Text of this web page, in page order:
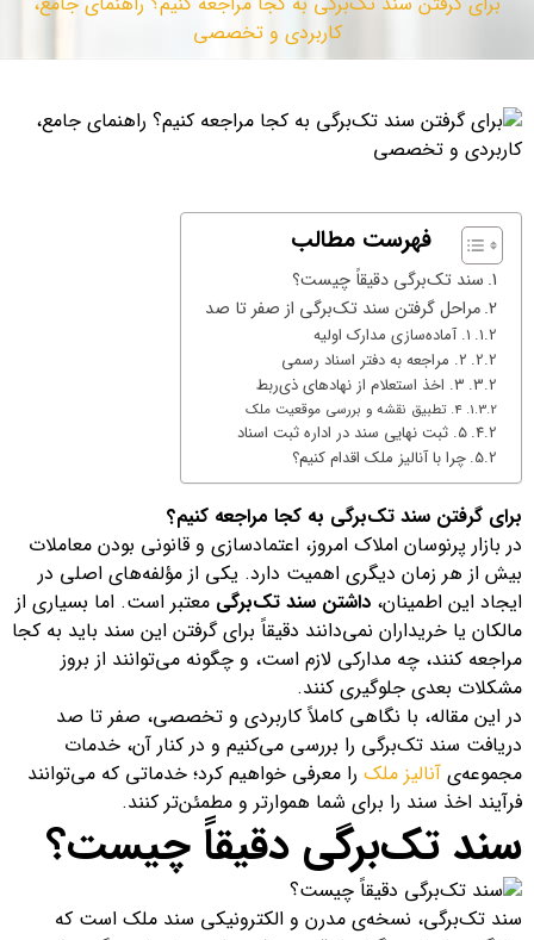
کاربردی و تخصصی
فهرست مطالب
سند تک‌برگی دقیقاً چیست؟
مراحل گرفتن سند تک‌برگی از صفر تا صد
۱. آماده‌سازی مدارک اولیه
۲. مراجعه به دفتر اسناد رسمی
۳. اخذ استعلام از نهادهای ذی‌ربط
4. تطبیق نقشه و بررسی موقعیت ملک
۵. ثبت نهایی سند در اداره ثبت اسناد
چرا با آنالیز ملک اقدام کنیم؟
برای گرفتن سند تک‌برگی به کجا مراجعه کنیم؟
در بازار پرنوسان املاک امروز، اعتمادسازی و قانونی بودن معاملات
بیش از هر زمان دیگری اهمیت دارد. یکی از مؤلفه‌های اصلی در
ایجاد این اطمینان، داشتن سند تک‌برگی معتبر است. اما بسیاری از
مالکان یا خریداران نمی‌دانند دقیقاً برای گرفتن این سند باید به کجا
مراجعه کنند، چه مدارکی لازم است، و چگونه می‌توانند از بروز
مشکلات بعدی جلوگیری کنند.
در این مقاله، با نگاهی کاملاً کاربردی و تخصصی، صفر تا صد
دریافت سند تک‌برگی را بررسی می‌کنیم و در کنار آن، خدمات
مجموعه‌ی آنالیز ملک را معرفی خواهیم کرد؛ خدماتی که می‌توانند
فرآیند اخذ سند را برای شما هموارتر و مطمئن‌تر کنند.
سند تک‌برگی دقیقاً چیست؟
سند تک‌برگی، نسخه‌ی مدرن و الکترونیکی سند ملک است که